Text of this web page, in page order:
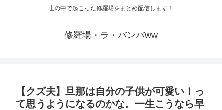
世の中で起こった修羅場をまとめ配信します！
修羅場・ラ・バンバww
【クズ夫】旦那は自分の子供が可愛い！っ
て思うようになるのかな。一生こうなら早